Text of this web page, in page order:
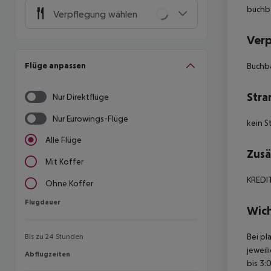
Verpflegung wählen
Flüge anpassen
Nur Direktflüge
Nur Eurowings-Flüge
Alle Flüge
Mit Koffer
Ohne Koffer
Flugdauer
Flugdauer
Bis zu 24 Stunden
Abflugzeiten
Abflugzeiten
kein
Bei
bis